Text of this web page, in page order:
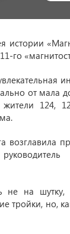
истории
го
от мала
124,
возглавила
не на
тройки, но,